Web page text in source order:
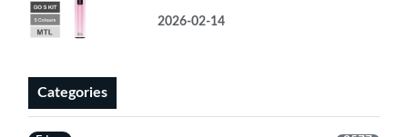
2026-02-14
Categories